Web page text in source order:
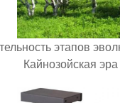
этапов
Кайнозойская эра